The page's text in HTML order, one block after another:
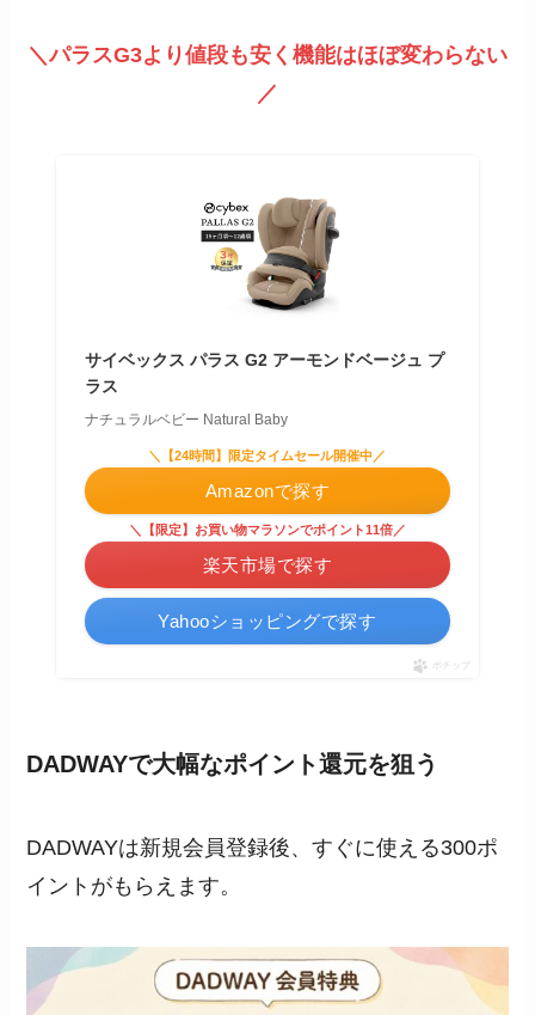
＼パラスG3より値段も安く機能はほぼ変わらない
／
サイベックス パラス G2 アーモンドベージュ プ
ラス
ナチュラルベビー Natural Baby
＼【24時間】限定タイムセール開催中／
Amazonで探す
＼【限定】お買い物マラソンでポイント11倍／
楽天市場で探す
Yahooショッピングで探す
ポチップ
DADWAYで大幅なポイント還元を狙う
DADWAYは新規会員登録後、すぐに使える300ポ
イントがもらえます。